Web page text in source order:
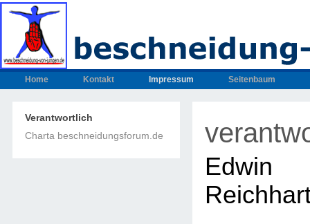
Home Kontakt Impressum Seitenbaum
Verantwortlich
Charta beschneidungsforum.de